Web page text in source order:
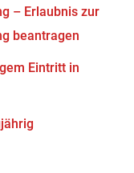
– Erlaubnis zur
beantragen
Eintritt in